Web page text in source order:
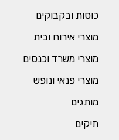
כוסות ובקבוקים
מוצרי אירוח ובית
מוצרי משרד וכנסים
מוצרי פנאי ונופש
מותגים
תיקים